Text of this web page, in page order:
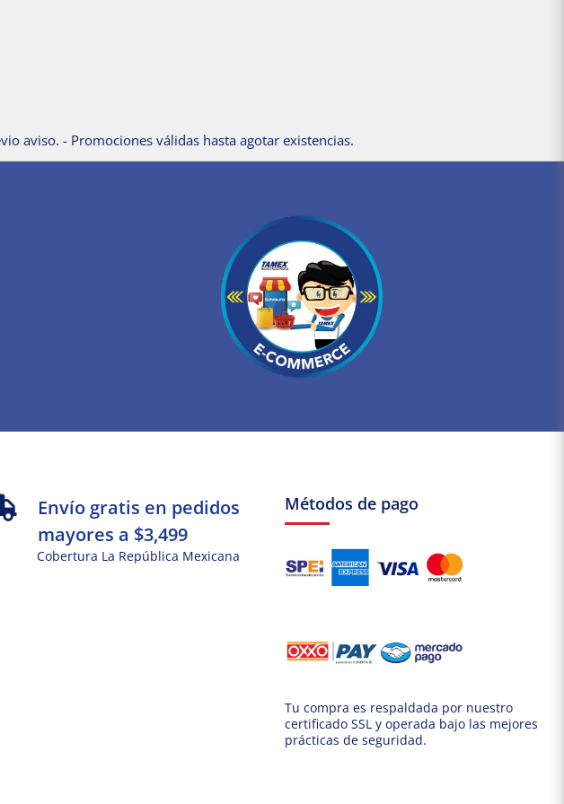
aviso. - Promociones válidas hasta agotar existencias.
Envío gratis en pedidos
mayores a $3,499
Cobertura La República Mexicana
Métodos de pago
Tu compra es respaldada por nuestro
certificado SSL y operada bajo las mejores
prácticas de seguridad.